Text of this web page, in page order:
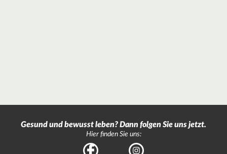
Gesund und bewusst leben? Dann folgen Sie uns jetzt.
Hier finden Sie uns:
Facebook Instagram